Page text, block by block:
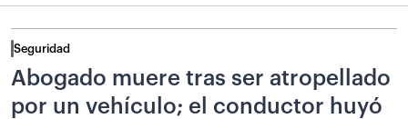
Seguridad
Abogado muere tras ser atropellado
por un vehículo; el conductor huyó